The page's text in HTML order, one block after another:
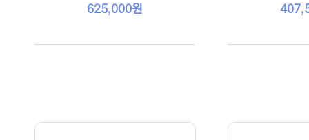
625,000원